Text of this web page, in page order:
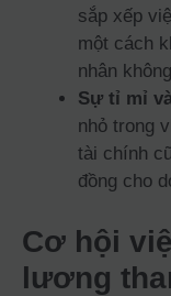
sắp xếp
một cách
nhân
Sự tỉ mỉ
nhỏ trong
tài chính
đồng cho
Cơ hội
lương